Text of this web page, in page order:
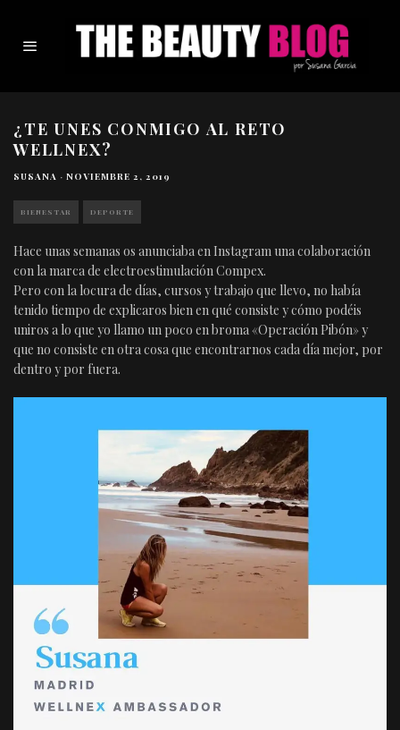
¿TE UNES CONMIGO AL RETO
WELLNEX?
SUSANA · NOVIEMBRE 2, 2019
BIENESTAR DEPORTE
Hace unas semanas os anunciaba en Instagram una colaboración
con la marca de electroestimulación Compex.
Pero con la locura de días, cursos y trabajo que llevo, no había
tenido tiempo de explicaros bien en qué consiste y cómo podéis
uniros a lo que yo llamo un poco en broma «Operación Pibón» y
que no consiste en otra cosa que encontrarnos cada día mejor, por
dentro y por fuera.